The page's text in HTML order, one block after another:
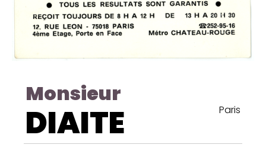
Monsieur
DIAITE Paris